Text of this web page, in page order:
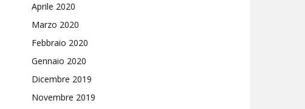
Aprile 2020
Marzo 2020
Febbraio 2020
Gennaio 2020
Dicembre 2019
Novembre 2019